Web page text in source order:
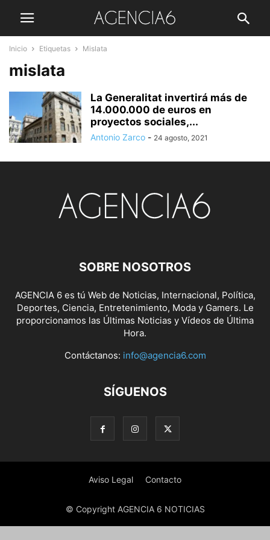
Inicio Etiquetas Mislata
mislata
La Generalitat invertirá más de
14.000.000 de euros en
proyectos sociales,...
Antonio Zarco - 24 agosto, 2021
SOBRE NOSOTROS
AGENCIA 6 es tú Web de Noticias, Internacional, Política,
Deportes, Ciencia, Entretenimiento, Moda y Gamers. Le
proporcionamos las Últimas Noticias y Vídeos de Última
Hora.
Contáctanos: info@agencia6.com
SÍGUENOS
Aviso Legal Contacto
© Copyright AGENCIA 6 NOTICIAS